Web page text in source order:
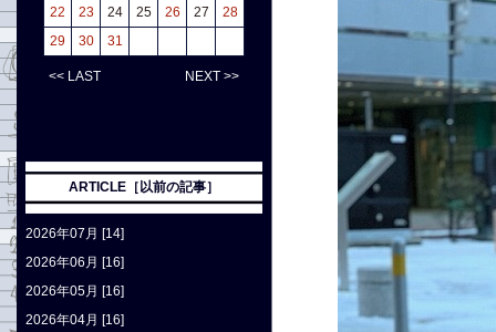
22
23 24 25 26 27
28
29
30 31
<< LAST NEXT >>
ARTICLE［以前の記事］
2026年07月 [14]
2026年06月 [16]
2026年05月 [16]
2026年04月 [16]